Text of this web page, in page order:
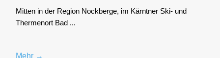
Mit­ten in der Regi­on Nock­ber­ge, im Kärnt­ner Ski- und
Ther­men­ort Bad ...
Mehr →